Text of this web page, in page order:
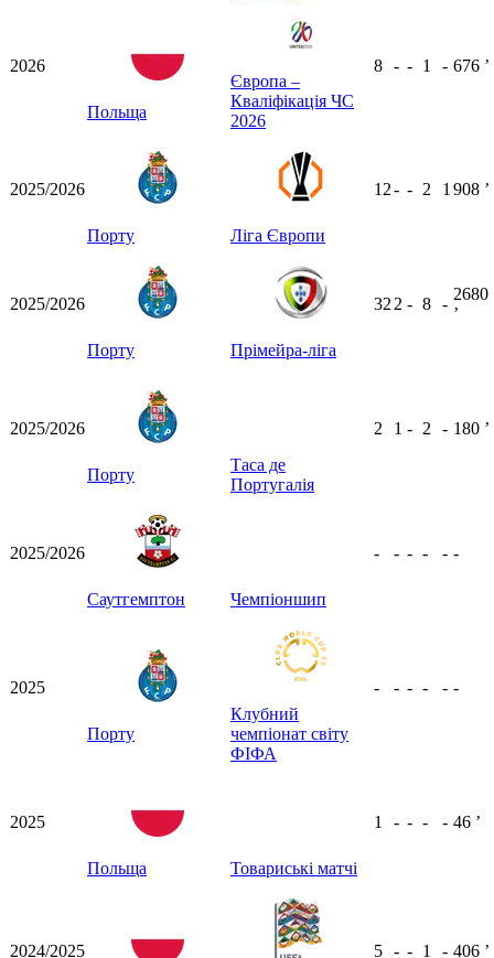
2026
Польща
Європа –
Кваліфікація ЧС
2026
8 - - 1 - 676 ʼ
2025/2026
Порту Ліга Європи
12- - 2 1 908 ʼ
2025/2026
Порту Прімейра-ліга
32 2 - 8 -
2680
ʼ
2025/2026
Порту
Таса де
Португалія
2 1 - 2 - 180 ʼ
2025/2026
Саутгемптон Чемпіоншип
- - - - - -
2025
Порту
Клубний
чемпіонат світу
ФІФА
- - - - - -
2025
Польща Товариські матчі
1 - - - - 46 ʼ
2024/2025 5 - - 1 - 406 ʼ